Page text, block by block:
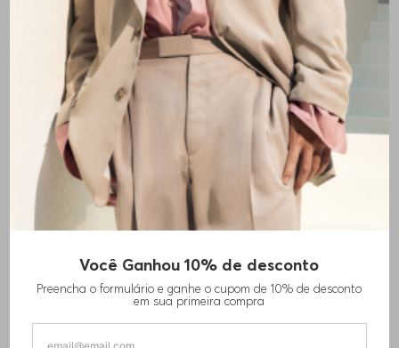
Você Ganhou 10% de desconto
Preencha o formulário e ganhe o cupom de 10% de desconto
em sua primeira compra
POLO DE ALGODÃO MERCERIZADO COM
MONOGRAMA DOUBLE B